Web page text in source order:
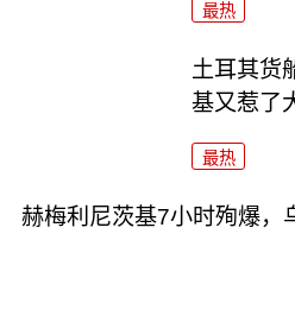
最热
土耳其货
基又惹了
最热
赫梅利尼茨基7小时殉爆，